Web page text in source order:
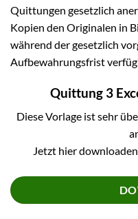
Quittungen gesetzlich
Kopien den Originalen in
während der gesetzlich
Aufbewahrungsfrist
Quittung 3
Diese Vorlage ist sehr
Jetzt hier